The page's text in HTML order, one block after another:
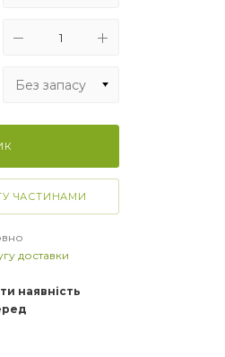
Без запасу
+10%
+15%
ЧАСТИНАМИ
доставки
наявність